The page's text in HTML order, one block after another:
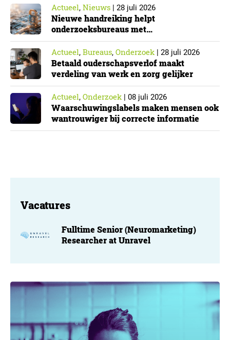
Actueel, Nieuws | 28 juli 2026
Nieuwe handreiking helpt
onderzoeksbureaus met
Cyberbeveiligingswet
Actueel, Bureaus, Onderzoek| 28 juli 2026
Betaald ouderschapsverlof maakt
verdeling van werk en zorg gelijker
Actueel, Onderzoek| 08 juli 2026
Waarschuwingslabels maken mensen ook
wantrouwiger bij correcte informatie
Vacatures
Fulltime Senior (Neuromarketing)
Researcher at Unravel